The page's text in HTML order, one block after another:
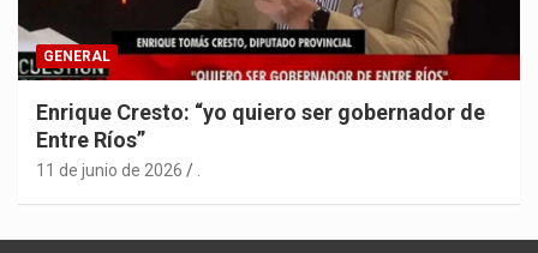
GENERAL
Enrique Cresto: “yo quiero ser gobernador de
Entre Ríos”
11 de junio de 2026